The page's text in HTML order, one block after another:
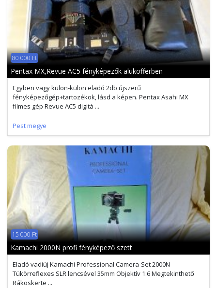
80 000 Ft
Pentax MX,Revue AC5 fényképezők alukofferben
Egyben vagy külön-külön eladó 2db újszerű
fényképezőgép+tartozékok, lásd a képen. Pentax Asahi MX
filmes gép Revue AC5 digitá ...
Pest megye
15 000 Ft
Kamachi 2000N profi fényképező szett
Eladó vadiúj Kamachi Professional Camera-Set 2000N
Tükörreflexes SLR lencsével 35mm Objektív 1:6 Megtekinthető
Rákoskerte ...